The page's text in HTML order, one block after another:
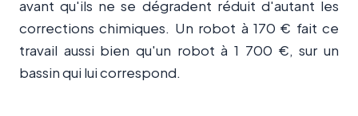
avant qu'ils ne se dégradent réduit d'autant les
corrections chimiques. Un robot à 170 € fait ce
travail aussi bien qu'un robot à 1 700 €, sur un
bassin qui lui correspond.